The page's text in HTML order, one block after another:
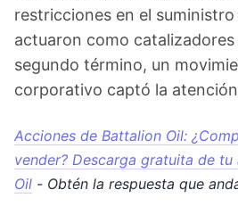
restricciones en el
actuaron como catalizadores
segundo término, un
corporativo captó la
Acciones de Battalion Oil:
vender? Descarga gratuita de
Oil - Obtén la respuesta que